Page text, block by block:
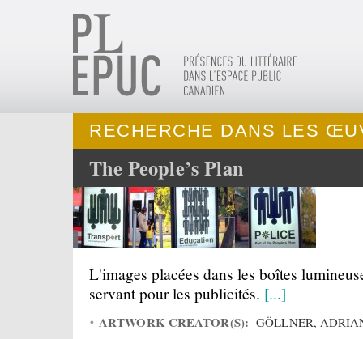
RECHERCHE DANS LES
The People’s Plan
L'images placées dans les boîtes
servant pour les publicités. [...]
ARTWORK CREATOR(S): GÖLLNER,